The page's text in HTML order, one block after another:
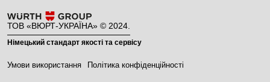
ТОВ «ВЮРТ-УКРАЇНА» © 2024.
Німецький стандарт якості та сервісу
Умови використання Політика конфіденційності